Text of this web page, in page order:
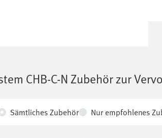
CHB-C-NZubehör zur
Sämtliches Zubehör Nur empfohlenes